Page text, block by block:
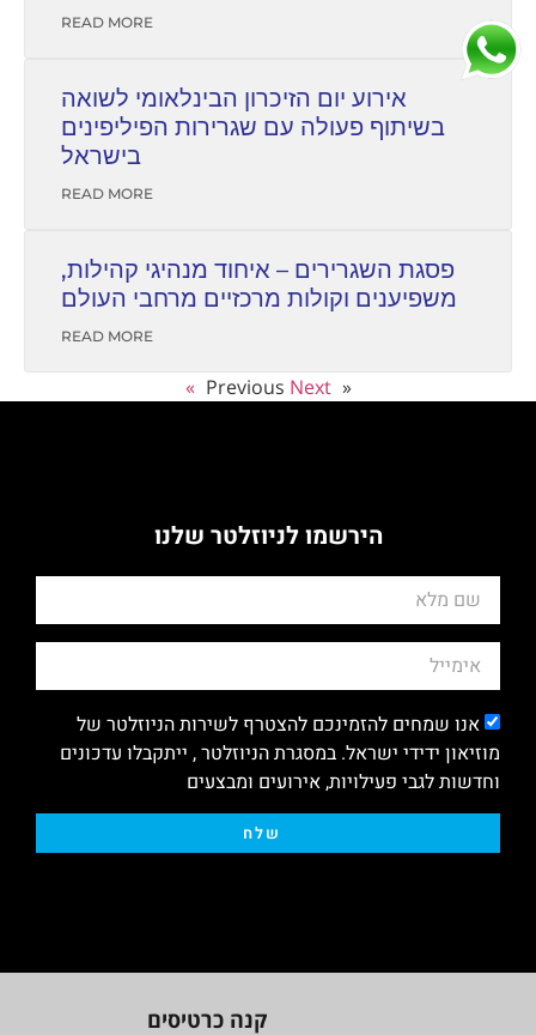
READ MORE
אירוע יום הזיכרון הבינלאומי לשואה
בשיתוף פעולה עם שגרירות הפיליפינים
בישראל
READ MORE
פסגת השגרירים – איחוד מנהיגי קהילות,
משפיענים וקולות מרכזיים מרחבי העולם
READ MORE
« Previous
Next »
הירשמו לניוזלטר שלנו
אנו שמחים להזמינכם להצטרף לשירות הניוזלטר של
מוזיאון ידידי ישראל. במסגרת הניוזלטר , ייתקבלו עדכונים
וחדשות לגבי פעילויות, אירועים ומבצעים
שלח
קנה כרטיסים